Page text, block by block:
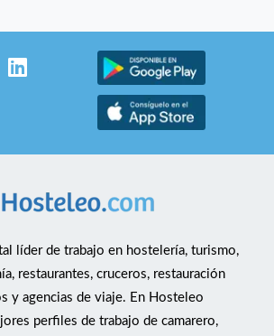
líder de trabajo en hostelería, turismo,
restaurantes, cruceros, restauración
y agencias de viaje. En Hosteleo
perfiles de trabajo de camarero,